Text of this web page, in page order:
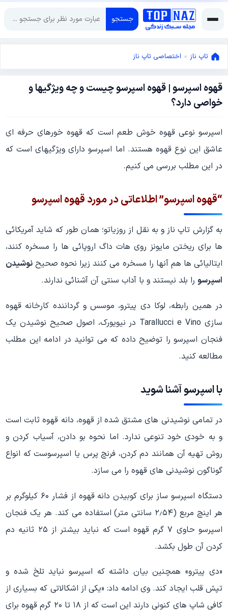
جستجو
تاپ ناز » اختصاصی تاپ ناز
قهوه اسپرسو | قهوه اسپرسو چیست و چه ویژگیها و
خواصی دارد؟
آوریل
10,
2022
اسپرسو نوعی قهوه خوش طعم است که قهوه خورهای حرفه ای
عاشق این نوع قهوه هستند. اما اسپرسو دارای ویژگیهای است که
در این مطلب بررسی می کنیم.
“قهوه اسپرسو” اطلاعاتی در مورد قهوه اسپرسو
به گزارش تاپ ناز و به نقل از روزیاتو؛ همان طور که شاید آمریکائی
ها برای ریختن مایونز روی هات داگ اروپائی ها را مسخره کنند،
ایتالیائی ها هم آنها را مسخره می کنند زیرا نحوه صحیح نوشیدن
اسپرسو را بلد نیستند و با آداب سنتی آن آشنائی ندارند.
در همین رابطه، لوکا دی پیترو، موسس و گرداننده کارخانه قهوه
سازی Tarallucci e Vino در نیویورک، اصول صحیح نوشیدن یک
فنجان اسپرسو را توضیح داده که می توانید در ادامه این مطلب
مطالعه کنید.
با اسپرسو آشنا شوید
در تمامی نوشیدنی های مشتق شده از قهوه، دانه قهوه ثابت است
و به خودی خود تنوعی ندارد. اما نحوه بو دادن، آسیاب کردن و
روش تهیه آن همانند دم کردن، فرنچ پرس یا اسپرسوست که انواع
گوناگون نوشیدنی های قهوه را می سازد.
دستگاه اسپرسو ساز برای کوبیدن دانه قهوه از فشار ۶۰ کیلوگرم بر
هر اینچ مربع (۲٫۵۴ سانتی متر) استفاده می کند. هر یک فنجان
اسپرسو حاوی ۷ گرم قهوه است که نباید بیشتر از ۲۵ ثانیه دم
کردن آن طول بکشد.
«دی پیترو» همچنین بیان داشته که اسپرسو نباید تلخ شده و
تپش قلب ایجاد کند. وی ادامه داد: «یکی از اشکالاتی که بسیاری از
کافی شاپ های کنونی دارند این است که از ۱۸ تا ۲۰ گرم قهوه برای